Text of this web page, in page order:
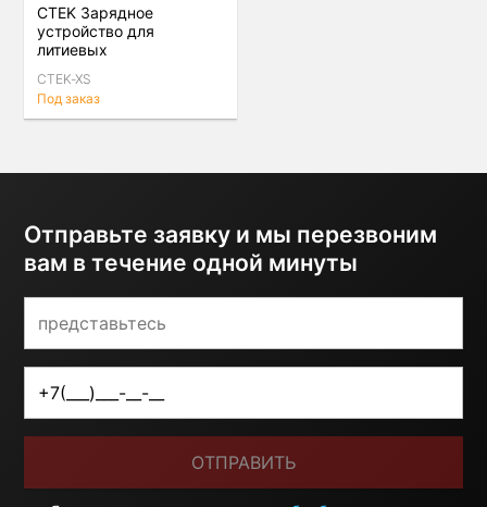
CTEK Зарядное
устройство для
литиевых
XS
CTEK-XS
Под заказ
Отправьте заявку и мы перезвоним
вам в течение одной минуты
ОТПРАВИТЬ